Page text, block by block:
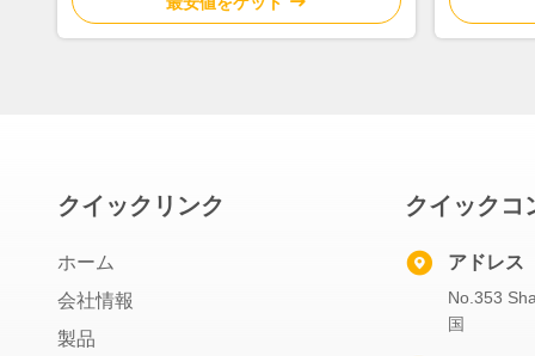
クイックリンク
ホーム
会社情報
製品
クイックコ
アドレス
No.353
国